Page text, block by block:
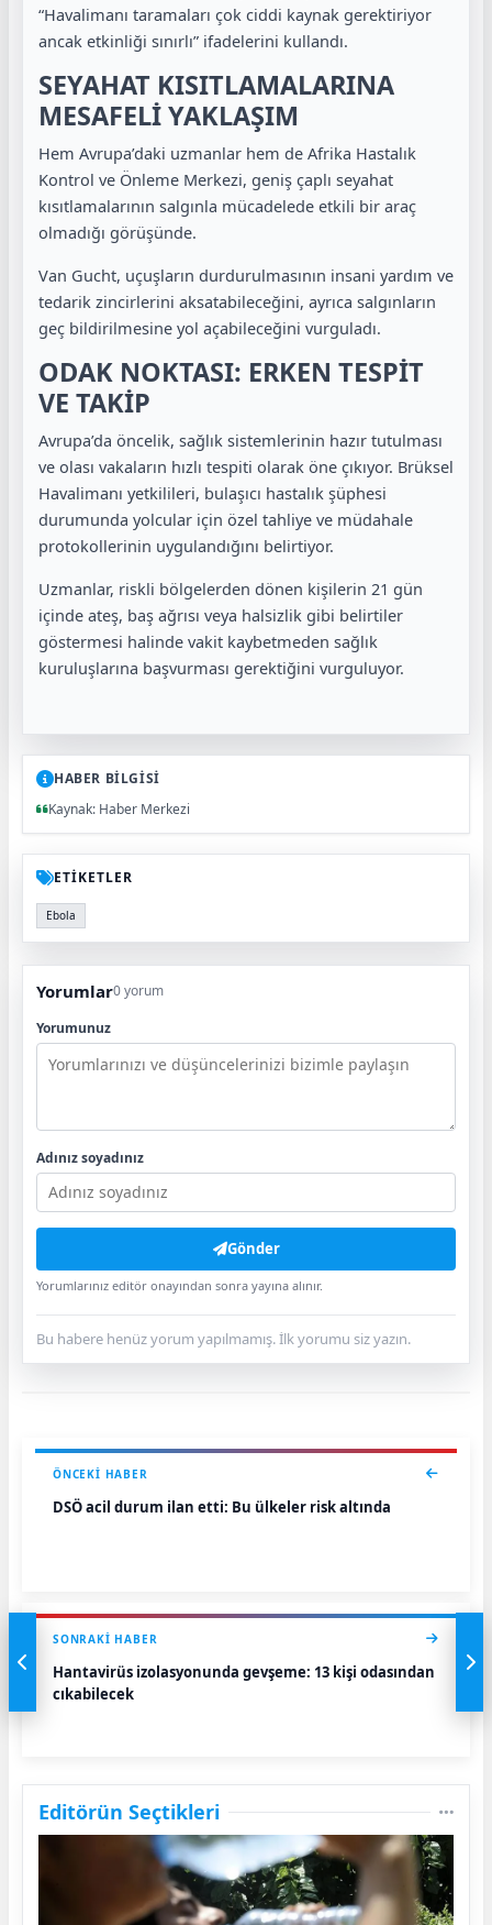
“Havalimanı taramaları çok ciddi kaynak gerektiriyor
ancak etkinliği sınırlı” ifadelerini kullandı.
SEYAHAT KISITLAMALARINA
MESAFELİ YAKLAŞIM
Hem Avrupa’daki uzmanlar hem de Afrika Hastalık
Kontrol ve Önleme Merkezi, geniş çaplı seyahat
kısıtlamalarının salgınla mücadelede etkili bir araç
olmadığı görüşünde.
Van Gucht, uçuşların durdurulmasının insani yardım ve
tedarik zincirlerini aksatabileceğini, ayrıca salgınların
geç bildirilmesine yol açabileceğini vurguladı.
ODAK NOKTASI: ERKEN TESPİT
VE TAKİP
Avrupa’da öncelik, sağlık sistemlerinin hazır tutulması
ve olası vakaların hızlı tespiti olarak öne çıkıyor. Brüksel
Havalimanı yetkilileri, bulaşıcı hastalık şüphesi
durumunda yolcular için özel tahliye ve müdahale
protokollerinin uygulandığını belirtiyor.
Uzmanlar, riskli bölgelerden dönen kişilerin 21 gün
içinde ateş, baş ağrısı veya halsizlik gibi belirtiler
göstermesi halinde vakit kaybetmeden sağlık
kuruluşlarına başvurması gerektiğini vurguluyor.
HABER BİLGİSİ
Kaynak: Haber Merkezi
ETİKETLER
Ebola
Yorumlar0 yorum
Yorumunuz
Adınız soyadınız
Gönder
Yorumlarınız editör onayından sonra yayına alınır.
Bu habere henüz yorum yapılmamış. İlk yorumu siz yazın.
ÖNCEKI HABER
DSÖ acil durum ilan etti: Bu ülkeler risk altında
SONRAKI HABER
Hantavirüs izolasyonunda gevşeme: 13 kişi odasından
çıkabilecek
Editörün Seçtikleri